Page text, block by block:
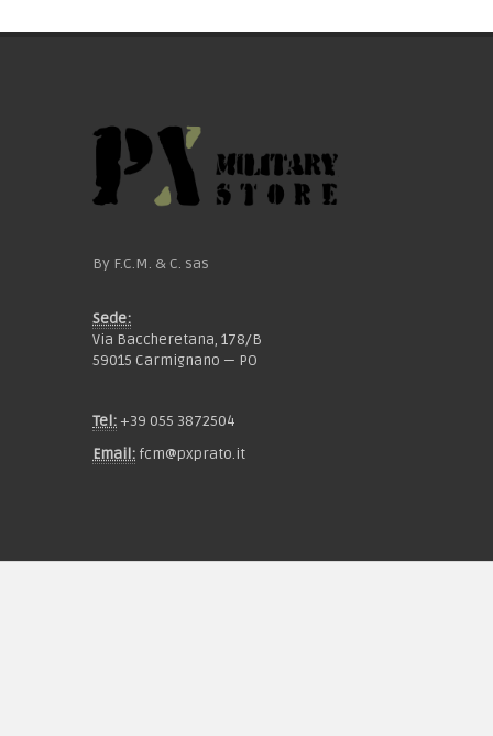
By F.C.M. & C. sas
Sede:
Via Baccheretana, 178/B
59015 Carmignano — PO
Tel: +39 055 3872504
Email: fcm@pxprato.it